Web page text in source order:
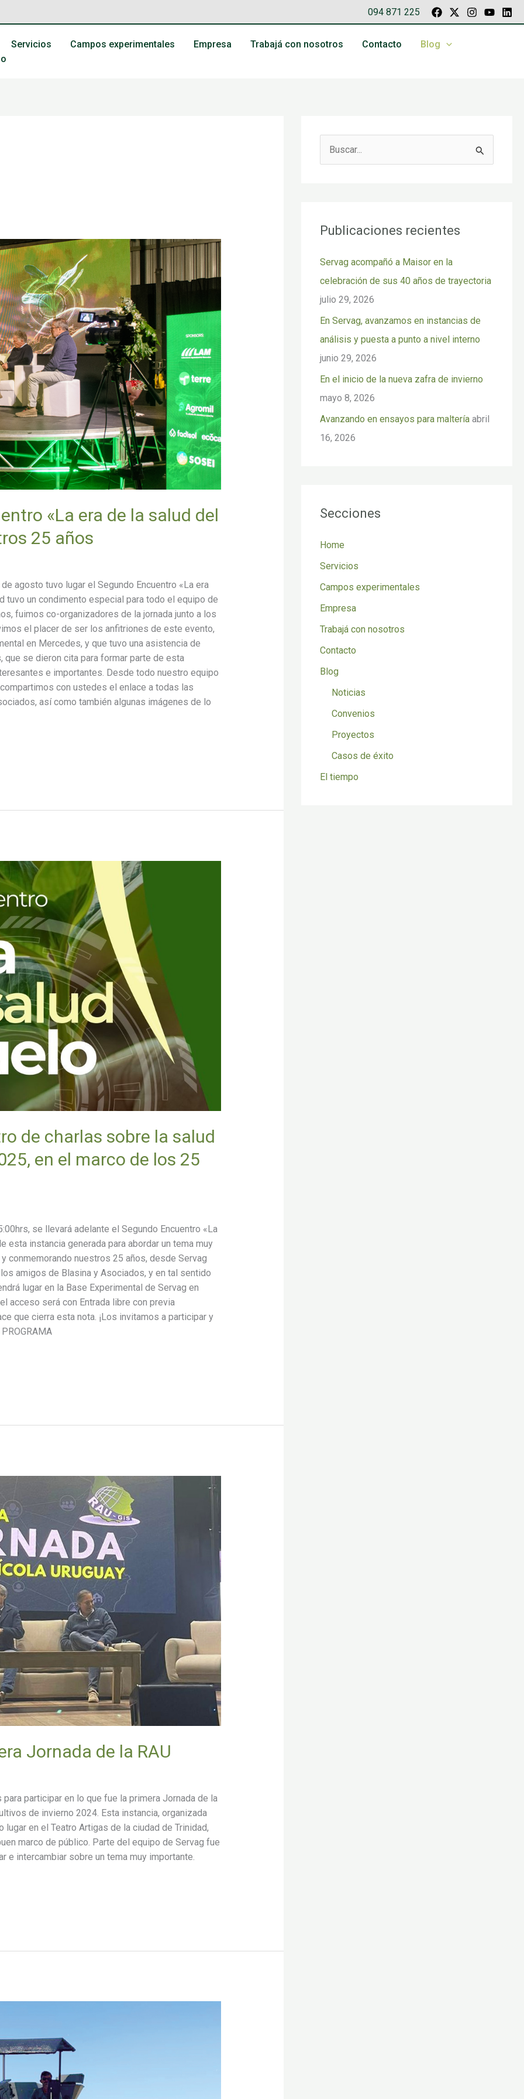
094 871 225
Servicios Campos experimentales Empresa Trabajá con nosotros Contacto
Blog
«La era de la salud del
25 años
agosto tuvo lugar el Segundo Encuentro «La era
tuvo un condimento especial para todo el equipo de
fuimos co-organizadores de la jornada junto a los
el placer de ser los anfitriones de este evento,
en Mercedes, y que tuvo una asistencia de
se dieron cita para formar parte de esta
e importantes. Desde todo nuestro equipo
con ustedes el enlace a todas las
así como también algunas imágenes de lo
de charlas sobre la salud
en el marco de los 25
se llevará adelante el Segundo Encuentro «La
esta instancia generada para abordar un tema muy
conmemorando nuestros 25 años, desde Servag
amigos de Blasina y Asociados, y en tal sentido
lugar en la Base Experimental de Servag en
acceso será con Entrada libre con previa
que cierra esta nota. ¡Los invitamos a participar y
Jornada de la RAU
participar en lo que fue la primera Jornada de la
de invierno 2024. Esta instancia, organizada
en el Teatro Artigas de la ciudad de Trinidad,
marco de público. Parte del equipo de Servag fue
e intercambiar sobre un tema muy importante.
a
p
o
r
:
Publicaciones recientes
Servag acompañó a Maisor en la
celebración de sus 40 años de trayectoria
julio 29, 2026
En Servag, avanzamos en instancias de
análisis y puesta a punto a nivel interno
junio 29, 2026
En el inicio de la nueva zafra de invierno
mayo 8, 2026
Avanzando en ensayos para maltería abril
16, 2026
Secciones
Home
Servicios
Campos experimentales
Empresa
Trabajá con nosotros
Contacto
Blog
Noticias
Convenios
Proyectos
Casos de éxito
El tiempo